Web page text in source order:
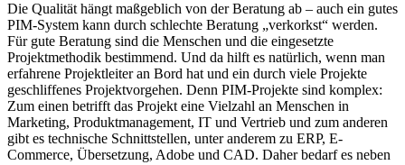
Die Qualität hängt maßgeblich von der Beratung ab – auch ein gutes
PIM-System kann durch schlechte Beratung „verkorkst“ werden.
Für gute Beratung sind die Menschen und die eingesetzte
Projektmethodik bestimmend. Und da hilft es natürlich, wenn man
erfahrene Projektleiter an Bord hat und ein durch viele Projekte
geschliffenes Projektvorgehen. Denn PIM-Projekte sind komplex:
Zum einen betrifft das Projekt eine Vielzahl an Menschen in
Marketing, Produktmanagement, IT und Vertrieb und zum anderen
gibt es technische Schnittstellen, unter anderem zu ERP, E-
Commerce, Übersetzung, Adobe und CAD. Daher bedarf es neben